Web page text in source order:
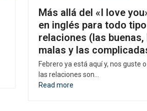
Más allá del «I love
en inglés para todo
relaciones (las buenas,
malas y las
Febrero ya está aquí y, nos guste
las relaciones son…
Read more